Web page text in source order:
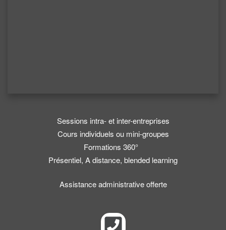
Sessions intra- et inter-entreprises
Cours individuels ou mini-groupes
Formations 360°
Présentiel, A distance, blended learning
Assistance administrative offerte